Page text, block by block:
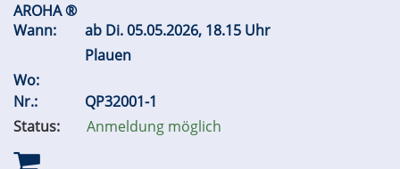
AROHA ®
Wann:
ab Di.05.05.2026, 18.15 Uhr
Plauen
Wo:
Nr.:
QP32001-1
Status:
Anmeldung möglich